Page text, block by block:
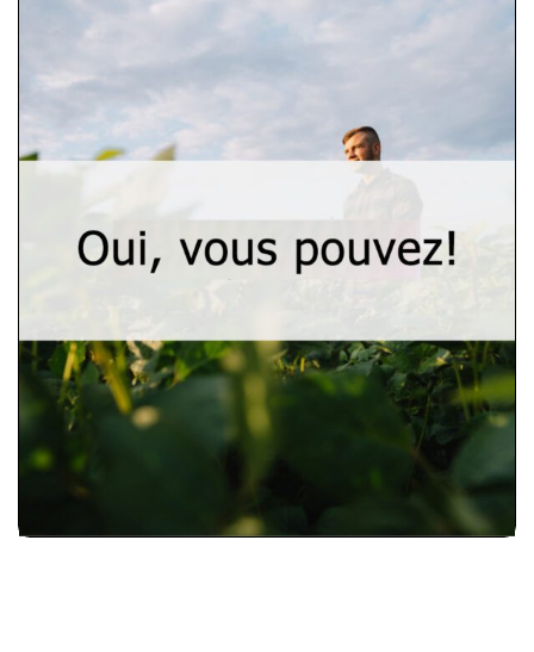
Yes, you can!
L’outil “yes, you can!” met en évidence
12 cas de réussite de circuits courts
d’approvisionnement alimentaire à
travers l’Europe pour inspirer les
agriculteurs et les producteurs à
mettre en place leurs modèles
leur région.
_
Explorer l’outil